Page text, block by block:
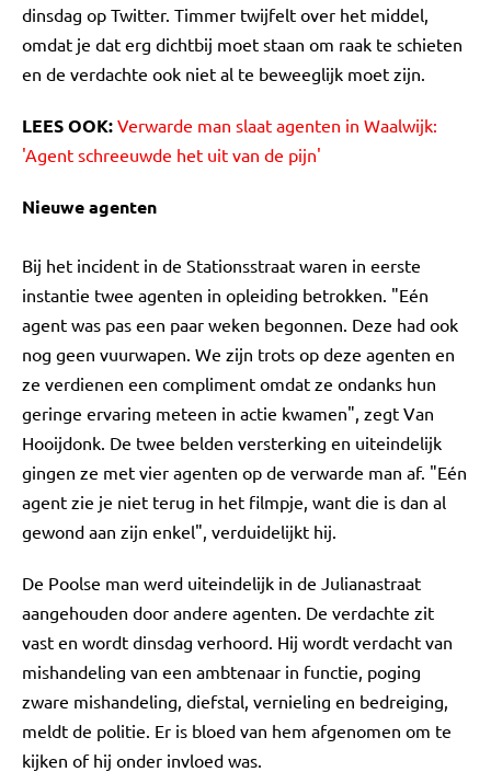
dinsdag op Twitter. Timmer twijfelt over het middel,
omdat je dat erg dichtbij moet staan om raak te schieten
en de verdachte ook niet al te beweeglijk moet zijn.
LEES OOK: Verwarde man slaat agenten in Waalwijk:
'Agent schreeuwde het uit van de pijn'
Nieuwe agenten
Bij het incident in de Stationsstraat waren in eerste
instantie twee agenten in opleiding betrokken. "Eén
agent was pas een paar weken begonnen. Deze had ook
nog geen vuurwapen. We zijn trots op deze agenten en
ze verdienen een compliment omdat ze ondanks hun
geringe ervaring meteen in actie kwamen", zegt Van
Hooijdonk. De twee belden versterking en uiteindelijk
gingen ze met vier agenten op de verwarde man af. "Eén
agent zie je niet terug in het filmpje, want die is dan al
gewond aan zijn enkel", verduidelijkt hij.
De Poolse man werd uiteindelijk in de Julianastraat
aangehouden door andere agenten. De verdachte zit
vast en wordt dinsdag verhoord. Hij wordt verdacht van
mishandeling van een ambtenaar in functie, poging
zware mishandeling, diefstal, vernieling en bedreiging,
meldt de politie. Er is bloed van hem afgenomen om te
kijken of hij onder invloed was.